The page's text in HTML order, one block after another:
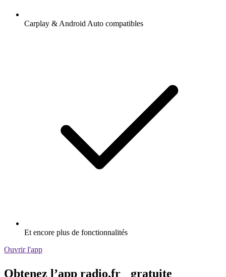
Carplay & Android Auto compatibles
Et encore plus de fonctionnalités
Ouvrir l'app
Obtenez l’app radio.fr gratuite